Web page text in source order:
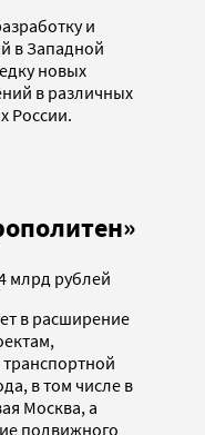
и
в Западной
новых
в различных
России.
млрд рублей
в расширение
в том числе в
Москва, а
подвижного